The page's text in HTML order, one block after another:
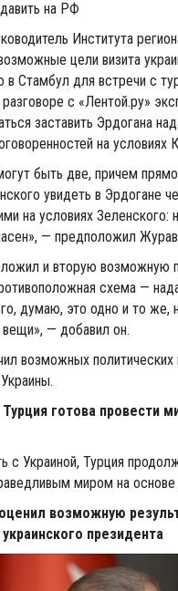
на РФ
Института
цели визита
в Стамбул для встречи с
с «Лентой.ру»
заставить Эрдогана
на условиях
быть две, причем
увидеть в Эрдогане
на условиях Зеленского:
— предположил
и вторую возможную
схема —
думаю, это одно и то же,
вещи», — добавил он.
возможных политических
готова провести
с Украиной, Турция
миром на основе
возможную
президента